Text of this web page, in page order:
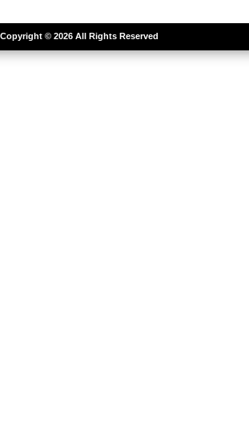
© 2026 All Rights Reserved